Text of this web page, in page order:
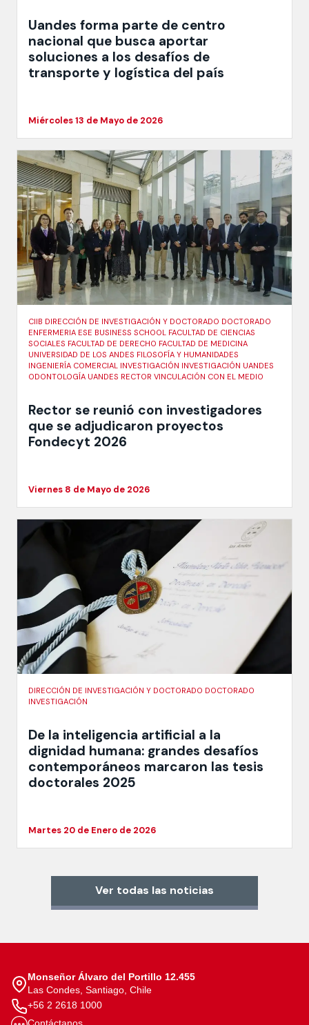
Uandes forma parte de centro
nacional que busca aportar
soluciones a los desafíos de
transporte y logística del país
Miércoles 13 de Mayo de 2026
CIIB DIRECCIÓN DE INVESTIGACIÓN Y DOCTORADO DOCTORADO
ENFERMERIA ESE BUSINESS SCHOOL FACULTAD DE CIENCIAS
SOCIALES FACULTAD DE DERECHO FACULTAD DE MEDICINA
UNIVERSIDAD DE LOS ANDES FILOSOFÍA Y HUMANIDADES
INGENIERÍA COMERCIAL INVESTIGACIÓN INVESTIGACIÓN UANDES
ODONTOLOGÍA UANDES RECTOR VINCULACIÓN CON EL MEDIO
Rector se reunió con investigadores
que se adjudicaron proyectos
Fondecyt 2026
Viernes 8 de Mayo de 2026
DIRECCIÓN DE INVESTIGACIÓN Y DOCTORADO DOCTORADO
INVESTIGACIÓN
De la inteligencia artificial a la
dignidad humana: grandes desafíos
contemporáneos marcaron las tesis
doctorales 2025
Martes 20 de Enero de 2026
Ver todas las noticias
Monseñor Álvaro del Portillo 12.455
Las Condes, Santiago, Chile
+56 2 2618 1000